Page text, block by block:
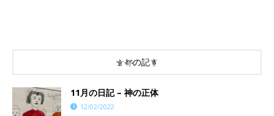
京都の記事
11月の日記 – 神の正体
12/02/2022